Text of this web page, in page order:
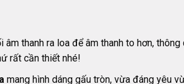
thanh ra loa để âm thanh to hơn,
rất cần thiết nhé!
mang hình dáng gấu tròn, vừa đáng yêu